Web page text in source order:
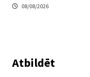
08/08/2026
Atbildēt